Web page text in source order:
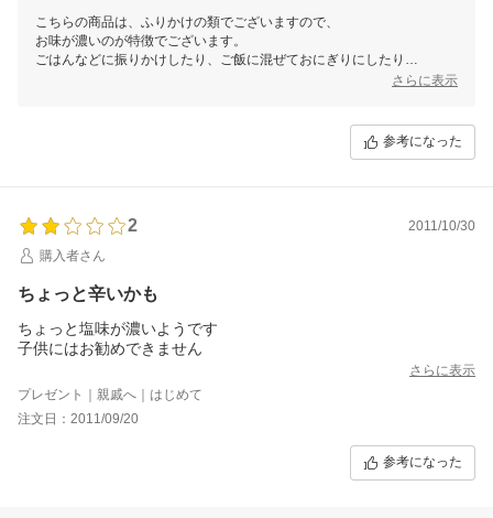
こちらの商品は、ふりかけの類でございますので、
お味が濃いのが特徴でございます。
ごはんなどに振りかけしたり、ご飯に混ぜておにぎりにしたり
お買い上げいただくお客様のほうで、お料理に混ぜてお使いいただきま
かゞみや 楽天担当 木瀬雅博
さらに表示
参考になった
2
2011/10/30
購入者さん
ちょっと辛いかも
ちょっと塩味が濃いようです
子供にはお勧めできません
さらに表示
プレゼント｜親戚へ｜はじめて
注文日：2011/09/20
参考になった